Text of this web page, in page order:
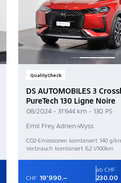
QualityCheck
DS AUTOMOBILES 3
PureTech 130 Ligne Noire
08/2024 - 31'644 km - 130 PS
Emil Frey Adrien-Wyss
CO2-Emissionen kombiniert 140 g/
Verbrauch kombiniert 6.2 l/100km
CHF 19'990.–
ab CHF
230.00